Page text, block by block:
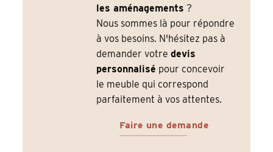
les aménagements ?
Nous sommes là pour répondre
à vos besoins. N'hésitez pas à
demander votredevis
personnalisé pour concevoir
le meuble qui correspond
parfaitement à vos attentes.
Faire une demande